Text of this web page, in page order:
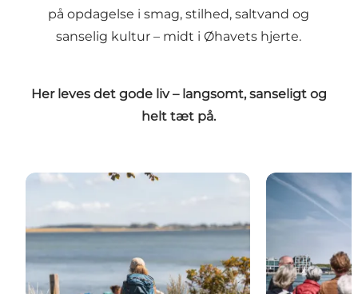
på opdagelse i smag, stilhed, saltvand og
sanselig kultur – midt i Øhavets hjerte.
Her leves det gode liv – langsomt, sanseligt og
helt tæt på.
Øhavsstien Sommerens